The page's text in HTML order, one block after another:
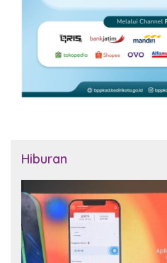
Hiburan